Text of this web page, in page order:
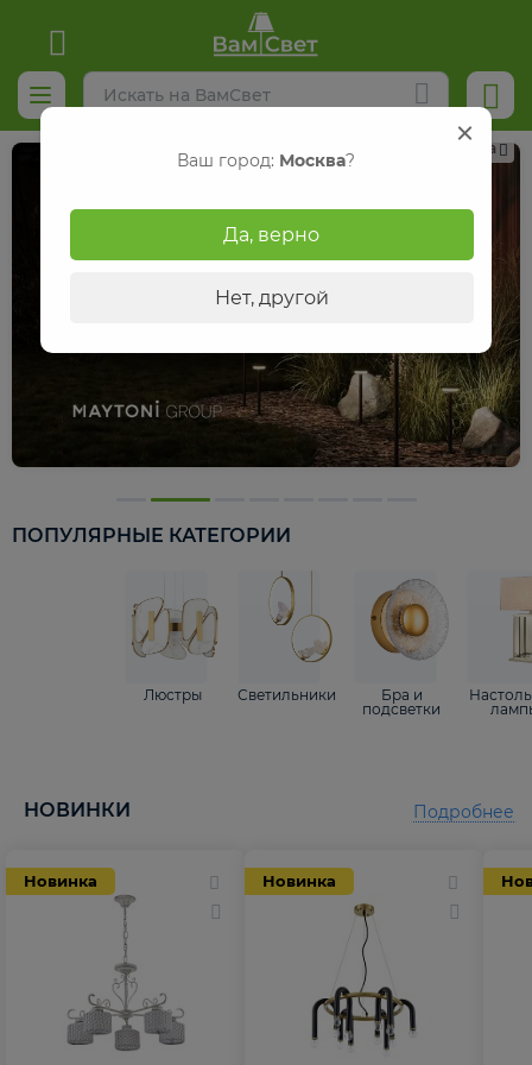
Реклама
ПОПУЛЯРНЫЕ КАТЕГОРИИ
Люстры Светильники
Бра и
подсветки
НОВИНКИ
Новинка Новинка
Подробнее
Ваш город: Москва?
Да, верно
Нет, другой